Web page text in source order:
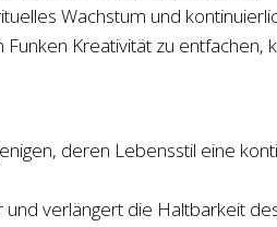
Wachstum und
Kreativität zu entfachen,
deren Lebensstil eine
verlängert die Haltbarkeit